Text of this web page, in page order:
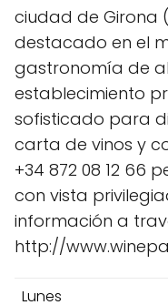
ciudad de Girona
destacado en el
gastronomía de
establecimiento
sofisticado para
carta de vinos y
+34 872 08 12 66
con vista
información a
http://
Lunes